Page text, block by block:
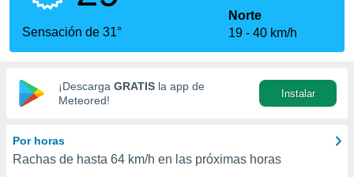
calidad.
a este
las
y
digital
basada
Sensación de 31°
Norte
19
40 km/h
¡Descarga GRATIS la app de
Meteored!
Instalar
Por horas
Rachas de hasta 64 km/h en las próximas horas